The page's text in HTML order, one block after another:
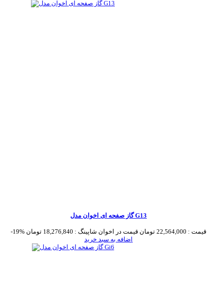
گاز صفحه ای اخوان مدل G13
-19% قیمت : 22,564,000 تومان قیمت در اخوان شاپینگ : 18,276,840 تومان
اضافه به سبد خرید